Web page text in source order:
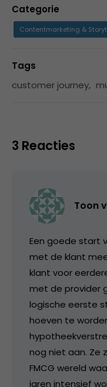
Categorie
Contentmarketing &
Tags
customer journey,
3 Reacties
Toon
Een goede start
met de klant
klant voor
met de provider
logische eerste
hoeven te
nog niet aan. Ze
FMCG wereld
jaren intensief